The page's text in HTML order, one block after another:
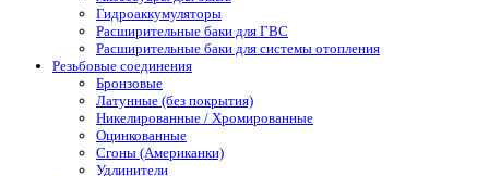
Гидроаккумуляторы
Расширительные баки для ГВС
Расширительные баки для системы отопления
Резьбовые соединения
Бронзовые
Латунные (без покрытия)
Никелированные / Хромированные
Оцинкованные
Сгоны (Американки)
Удлинители